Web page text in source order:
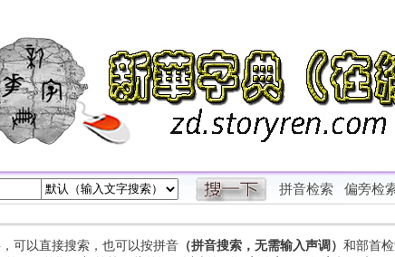
拼音检索 偏旁检
可以直接搜索，也可以按拼音（拼音搜索，无需输入声调） 和部首